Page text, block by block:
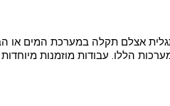
שמתגלית אצלם תקלה במערכת המים או
הללו. עבודות מוזמנות